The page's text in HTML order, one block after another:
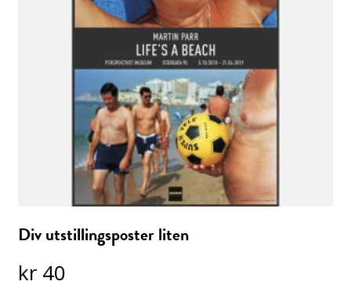
Div utstillingsposter liten
kr 40